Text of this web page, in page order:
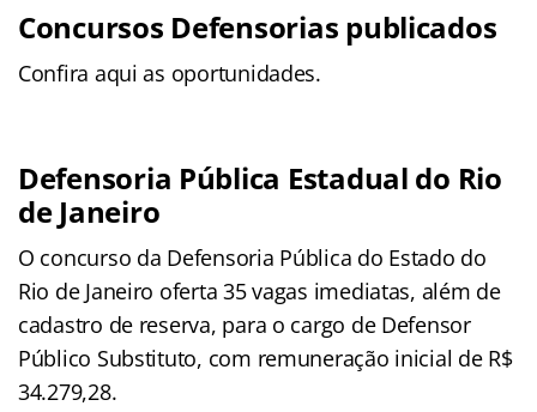
Concursos Defensorias publicados
Confira aqui as oportunidades.
Defensoria Pública Estadual do Rio
de Janeiro
O concurso da Defensoria Pública do Estado do
Rio de Janeiro oferta 35 vagas imediatas, além de
cadastro de reserva, para o cargo de Defensor
Público Substituto, com remuneração inicial de R$
34.279,28.